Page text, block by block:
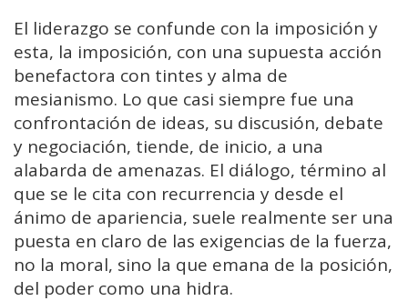
El liderazgo se confunde con la imposición y
esta, la imposición, con una supuesta acción
benefactora con tintes y alma de
mesianismo. Lo que casi siempre fue una
confrontación de ideas, su discusión, debate
y negociación, tiende, de inicio, a una
alabarda de amenazas. El diálogo, término al
que se le cita con recurrencia y desde el
ánimo de apariencia, suele realmente ser una
puesta en claro de las exigencias de la fuerza,
no la moral, sino la que emana de la posición,
del poder como una hidra.